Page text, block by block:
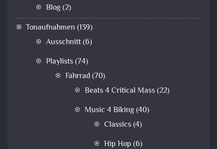
Blog(2)
Tonaufnahmen (139)
Ausschnitt(6)
Playlists(74)
Fahrrad(70)
Beats 4 Critical Mass(22)
Music 4 Biking(40)
Classics(4)
Hip Hop (6)